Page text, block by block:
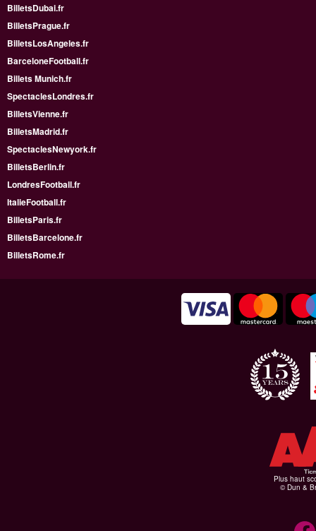
BilletsDubai.fr
BilletsPrague.fr
BilletsLosAngeles.fr
BarceloneFootball.fr
Billets Munich.fr
SpectaclesLondres.fr
BilletsVienne.fr
BilletsMadrid.fr
SpectaclesNewyork.fr
BilletsBerlin.fr
LondresFootball.fr
ItalieFootball.fr
BilletsParis.fr
BilletsBarcelone.fr
BilletsRome.fr
Plus haut
© Dun &